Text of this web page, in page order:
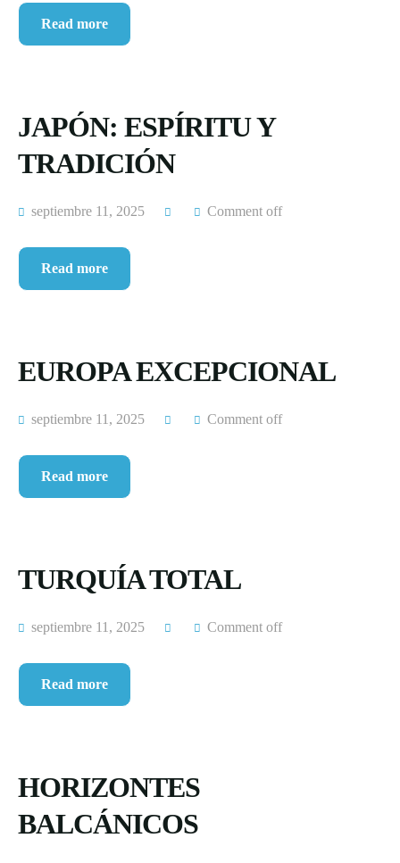
Read more
JAPÓN: ESPÍRITU Y
TRADICIÓN
septiembre 11, 2025 Comment off
Read more
EUROPA EXCEPCIONAL
septiembre 11, 2025 Comment off
Read more
TURQUÍA TOTAL
septiembre 11, 2025 Comment off
Read more
HORIZONTES
BALCÁNICOS